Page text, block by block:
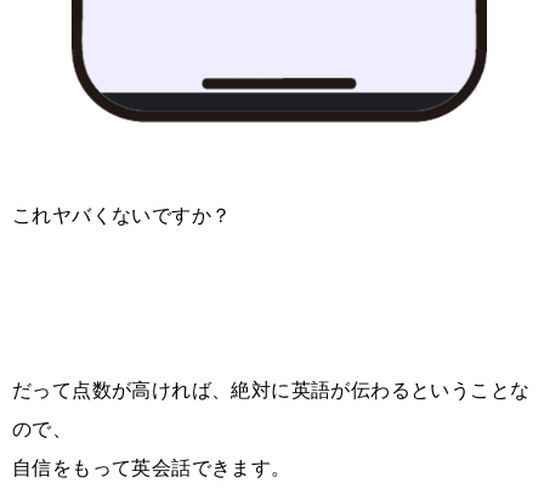
これヤバくないですか？
だって点数が高ければ、絶対に英語が伝わるということな
ので、
自信をもって英会話できます。